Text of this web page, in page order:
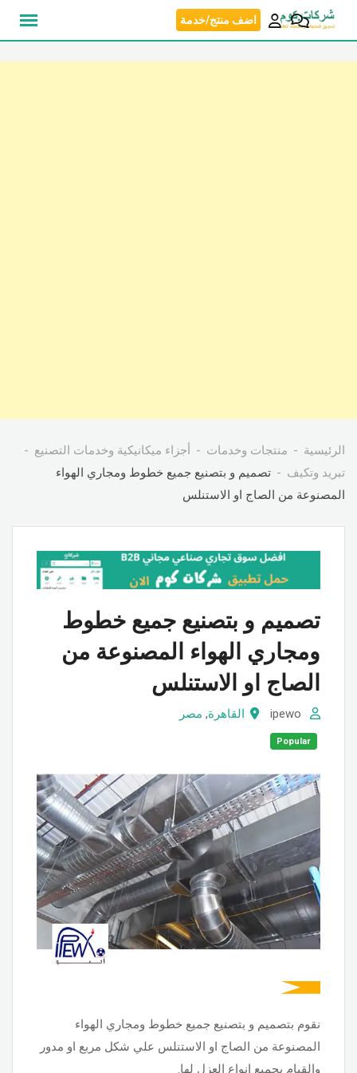
انتقل
اضف منتج/خدمة
الرئيسية منتجات وخدمات
أجزاء ميكانيكية وخدمات التصنيع
تبريد وتكيف
تصميم و بتصنيع جميع خطوط ومجاري الهواء
المصنوعة من الصاج او الاستنلس
تصميم و بتصنيع جميع خطوط
ومجاري الهواء المصنوعة من
الصاج او الاستنلس
القاهرة, مصر
Popular
نقوم بتصميم و بتصنيع جميع خطوط ومجاري الهواء
المصنوعة من الصاج او الاستنلس علي شكل مربع او مدور
والقيام بجميع انواع العزل لها.